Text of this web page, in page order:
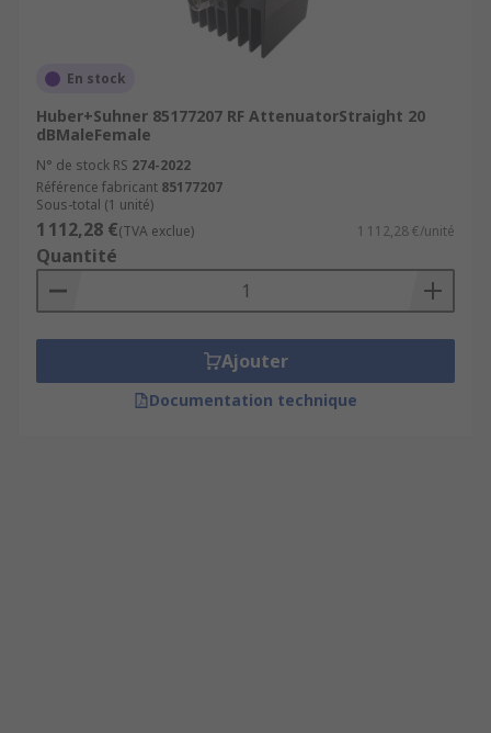
En stock
Huber+Suhner 85177207 RF AttenuatorStraight 20
dBMaleFemale
N° de stock RS 274-2022
Référence fabricant 85177207
Sous-total (1 unité)
1 112,28 €(TVA exclue) 1 112,28 €/unité
Quantité
Ajouter
Documentation technique